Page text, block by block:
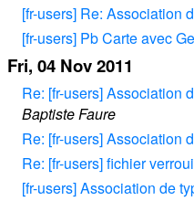
[fr-users] Re: Association
[fr-users] Pb Carte avec
Fri, 04 Nov 2011
Re: [fr-users] Association
Baptiste Faure
Re: [fr-users] Association
Re: [fr-users] fichier
[fr-users] Association de